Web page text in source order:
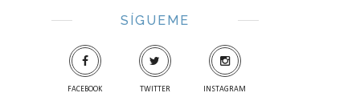
SÍGUEME
FACEBOOK TWITTER INSTAGRAM